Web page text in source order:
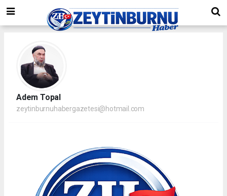
Adem Topal
zeytinburnuhabergazetesi@hotmail.com